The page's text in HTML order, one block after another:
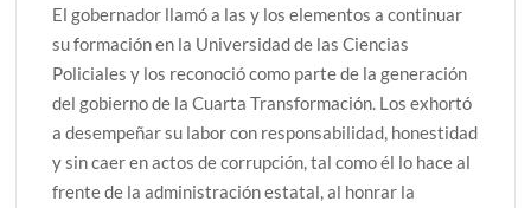
El gobernador llamó a las y los elementos a continuar
su formación en la Universidad de las Ciencias
Policiales y los reconoció como parte de la generación
del gobierno de la Cuarta Transformación. Los exhortó
a desempeñar su labor con responsabilidad, honestidad
y sin caer en actos de corrupción, tal como él lo hace al
frente de la administración estatal, al honrar la